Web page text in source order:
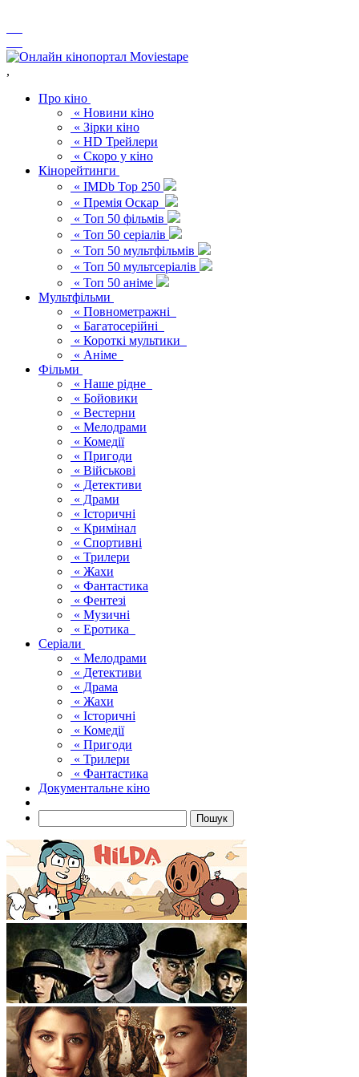
,
Про кіно
« Новини кіно
« Зірки кіно
« HD Трейлери
« Скоро у кіно
Кінорейтинги
« IMDb Top 250
« Премія Оскар
« Топ 50 фільмів
« Топ 50 серіалів
« Топ 50 мультфільмів
« Топ 50 мультсеріалів
« Топ 50 аніме
Мультфільми
« Повнометражні
« Багатосерійні
« Короткі мультики
« Аніме
Фільми
« Наше рідне
« Бойовики
« Вестерни
« Мелодрами
« Комедії
« Пригоди
« Військові
« Детективи
« Драми
« Історичні
« Кримінал
« Спортивні
« Трилери
« Жахи
« Фантастика
« Фентезі
« Музичні
« Еротика
Серіали
« Мелодрами
« Детективи
« Драма
« Жахи
« Історичні
« Комедії
« Пригоди
« Трилери
« Фантастика
Документальне кіно
Пошук